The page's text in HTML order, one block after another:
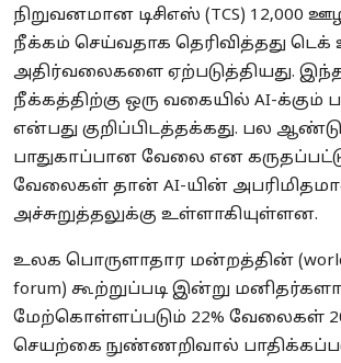
நிறுவனமான டிசிஎஸ் (TCS) 12,000
நீக்கம் செய்வதாக தெரிவித்தது டெக்
அதிர்வலைகளை ஏற்படுத்தியது.
நீக்கத்திற்கு ஒரு வகையில் AI-க்கும்
என்பது குறிப்பிடத்தக்கது. பல
பாதுகாப்பான வேலை என
வேலைகள் தான் AI-யின்
அச்சுறுத்தலுக்கு உள்ளாகியுள்ளன.
உலக பொருளாதார மன்றத்தின் (world
forum) கூற்றுப்படி இன்று
மேற்கொள்ளப்படும் 22% வேலைகள்
செயற்கை நுண்ணறிவால்